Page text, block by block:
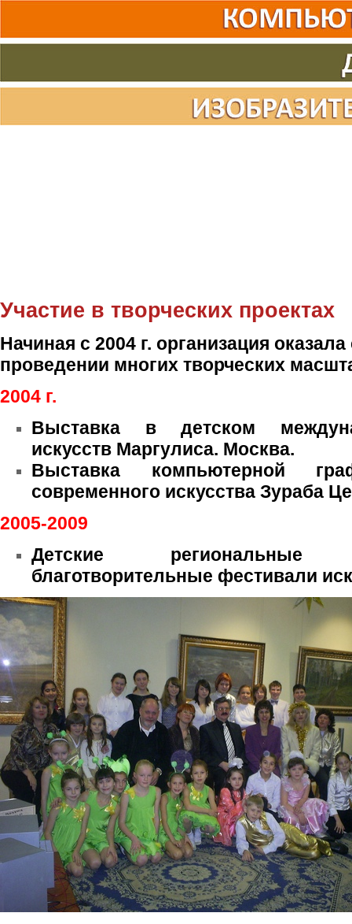
Участие в творческих проектах
Начиная с 2004 г. организация
проведении многих творческих
2004 г.
Выставка в детском
искусств Маргулиса. Москва.
Выставка компьютерной
современного искусства Зураба
2005-2009
Детские региональные
благотворительные фестивали